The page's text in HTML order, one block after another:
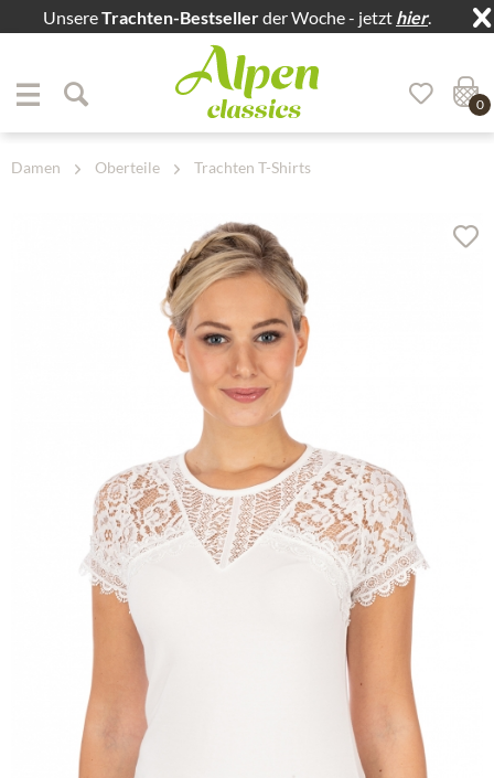
UnsereTrachten-Bestsellerder Woche - jetzt hier.
Zum Hauptbereich springen
0
Damen Oberteile Trachten T-Shirts